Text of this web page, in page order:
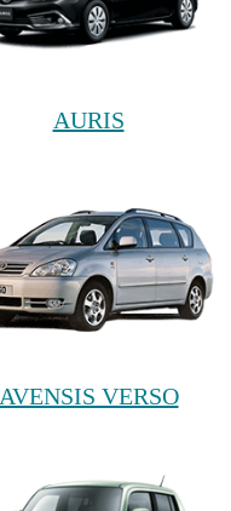
AURIS
AVENSIS VERSO